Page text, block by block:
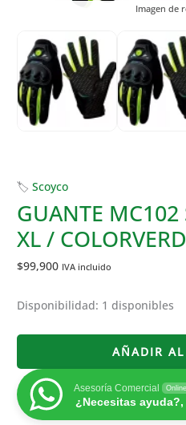
Imagen de
Imagen de
🏷Scoyco
GUANTE MC102
XL /
$99,900 IVA incluido
Disponibilidad: 1 disponibles
MC102
SCOYCO
TALLA
/
cantidad
AÑADIR
Asesoría Comercial Online
¿Necesitas ayuda?,